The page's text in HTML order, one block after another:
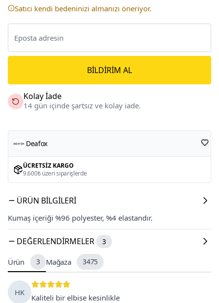
Satıcı kendi bedeninizi almanızı öneriyor.
BILDIRIM AL
Kolay İade
14 gün içinde şartsız ve kolay iade.
Deafox
ÜCRETSIZ KARGO
9.600₺ üzeri siparişlerde
ÜRÜN BILGILERI
Kumaş içeriği %96 polyester, %4 elastandır.
DEĞERLENDIRMELER 3
Ürün 3 Mağaza 3475
HK
Kaliteli bir elbise kesinlikle